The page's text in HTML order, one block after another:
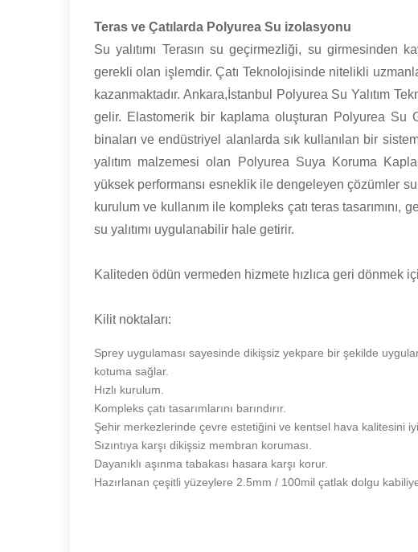
Teras ve Çatılarda Polyurea Su izolasyonu
Su yalıtımı Terasın su geçirmezliği, su girmesinden
gerekli olan işlemdir. Çatı Teknolojisinde nitelikli
kazanmaktadır. Ankara,İstanbul Polyurea Su Yalıtım
gelir. Elastomerik bir kaplama oluşturan Polyurea Su
binaları ve endüstriyel alanlarda sık kullanılan bir
yalıtım malzemesi olan Polyurea Suya Koruma
yüksek performansı esneklik ile dengeleyen çözümler
kurulum ve kullanım ile kompleks çatı teras tasarımını,
su yalıtımı uygulanabilir hale getirir.
Kaliteden ödün vermeden hizmete hızlıca geri dönmek
Kilit noktaları:
Sprey uygulaması sayesinde dikişsiz yekpare bir şekilde
kotuma sağlar.
Hızlı kurulum.
Kompleks çatı tasarımlarını barındırır.
Şehir merkezlerinde çevre estetiğini ve kentsel hava kalitesini
Sızıntıya karşı dikişsiz membran koruması.
Dayanıklı aşınma tabakası hasara karşı korur.
Hazırlanan çeşitli yüzeylere 2.5mm / 100mil çatlak dolgu